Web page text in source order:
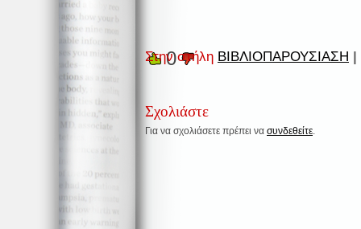
Στην στήλη ΒΙΒΛΙΟΠΑΡΟΥΣΙΑΣΗ |
0
Σχολιάστε
Για να σχολιάσετε πρέπει να συνδεθείτε.